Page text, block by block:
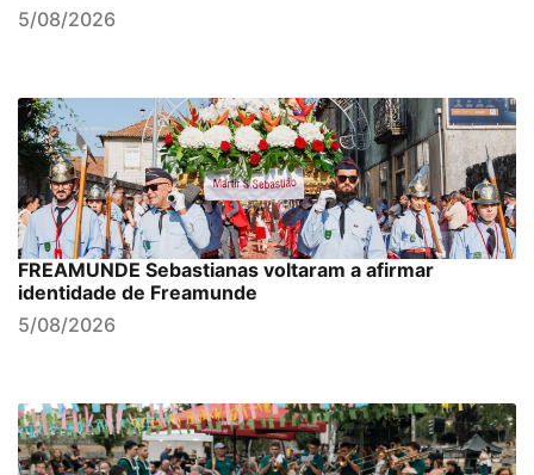
5/08/2026
FREAMUNDE Sebastianas voltaram a afirmar
identidade de Freamunde
5/08/2026